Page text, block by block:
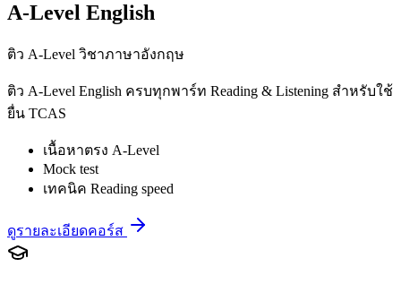
A-Level English
ติว A-Level วิชาภาษาอังกฤษ
ติว A-Level English ครบทุกพาร์ท Reading & Listening สำหรับใช้
ยื่น TCAS
เนื้อหาตรง A-Level
Mock test
เทคนิค Reading speed
ดูรายละเอียดคอร์ส